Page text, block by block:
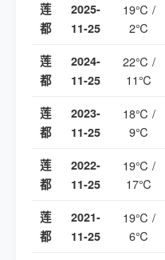
莲
都
2025-
11-25
19℃ /
2℃
莲
都
2024-
11-25
22℃ /
11℃
莲
都
2023-
11-25
18℃ /
9℃
莲
都
2022-
11-25
19℃ /
17℃
莲
都
2021-
11-25
19℃ /
6℃